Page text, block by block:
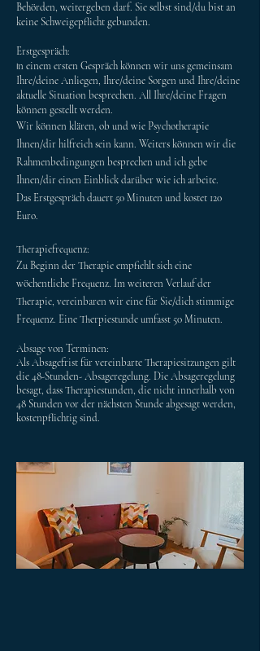
Behörden, weitergeben darf. Sie selbst sind/du bist an
keine Schweigepflicht gebunden.
Erstgespräch:
In einem ersten Gespräch können wir uns gemeinsam
Ihre/deine Anliegen, Ihre/deine Sorgen und Ihre/deine
aktuelle Situation besprechen. All Ihre/deine Fragen
können gestellt werden.
Wir können klären, ob und wie Psychotherapie
Ihnen/dir hilfreich sein kann. Weiters können wir die
Rahmenbedingungen besprechen und ich gebe
Ihnen/dir einen Einblick darüber wie ich arbeite.
Das Erstgespräch dauert 50 Minuten und kostet 120
Euro.
Therapiefrequenz:
Zu Beginn der Therapie empfiehlt sich eine
wöchentliche Frequenz. Im weiteren Verlauf der
Therapie, vereinbaren wir eine für Sie/dich stimmige
Frequenz. Eine Therpiestunde umfasst 50 Minuten.
Absage von Terminen:
Als Absagefrist für vereinbarte Therapiesitzungen gilt
die 48-Stunden- Absageregelung. Die Absageregelung
besagt, dass Therapiestunden, die nicht innerhalb von
48 Stunden vor der nächsten Stunde abgesagt werden,
kostenpflichtig sind.